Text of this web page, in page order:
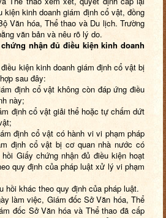
kiện kinh doanh giám định cổ vật, đồng
Văn hóa, Thể thao và Du lịch. Trường
văn bản và nêu rõ lý do.
nhận đủ điều kiện kinh doanh
kiện kinh doanh giám định cổ vật bị
sau đây:
định cổ vật không còn đáp ứng điều
này;
định cổ vật giải thể hoặc tự chấm dứt
định cổ vật có hành vi vi phạm pháp
định cổ vật bị cơ quan nhà nước có
Giấy chứng nhận đủ điều kiện hoạt
quy định của pháp luật xử lý vi phạm
hồi khác theo quy định của pháp luật.
làm việc, Giám đốc Sở Văn hóa, Thể
đốc Sở Văn hóa và Thể thao đã cấp